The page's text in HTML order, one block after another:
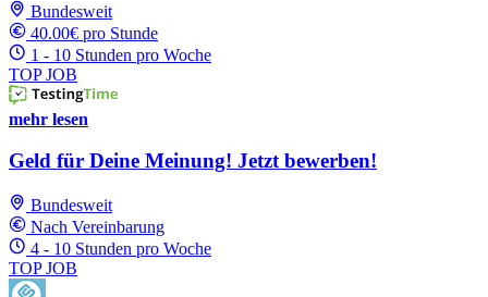
Bundesweit
40.00€ pro Stunde
1 - 10 Stunden pro Woche
TOP JOB
mehr lesen
Geld für Deine Meinung! Jetzt bewerben!
Bundesweit
Nach Vereinbarung
4 - 10 Stunden pro Woche
TOP JOB